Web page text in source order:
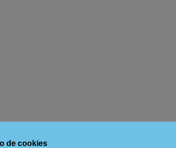
de cookies